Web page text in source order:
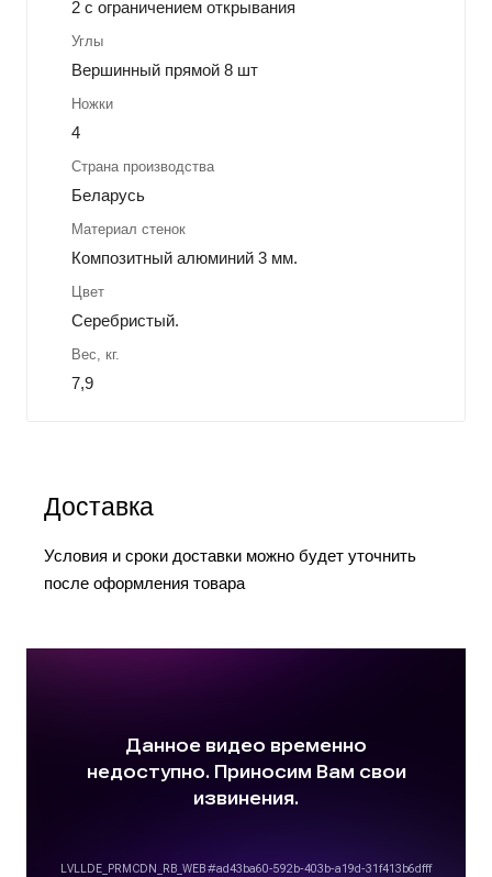
2 с ограничением открывания
Углы
Вершинный прямой 8 шт
Ножки
4
Страна производства
Беларусь
Материал стенок
Композитный алюминий 3 мм.
Цвет
Серебристый.
Вес, кг.
7,9
Доставка
Условия и сроки доставки можно будет уточнить
после оформления товара